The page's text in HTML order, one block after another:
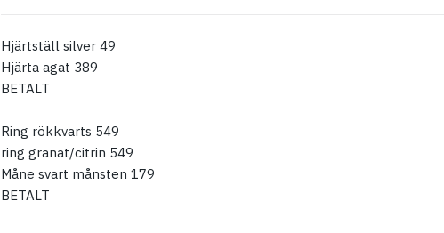
Hjärtställ silver 49
Hjärta agat 389
BETALT
Ring rökkvarts 549
ring granat/citrin 549
Måne svart månsten 179
BETALT